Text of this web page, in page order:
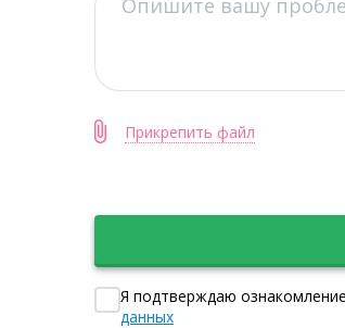
Прикрепить файл
Я подтверждаю
данных